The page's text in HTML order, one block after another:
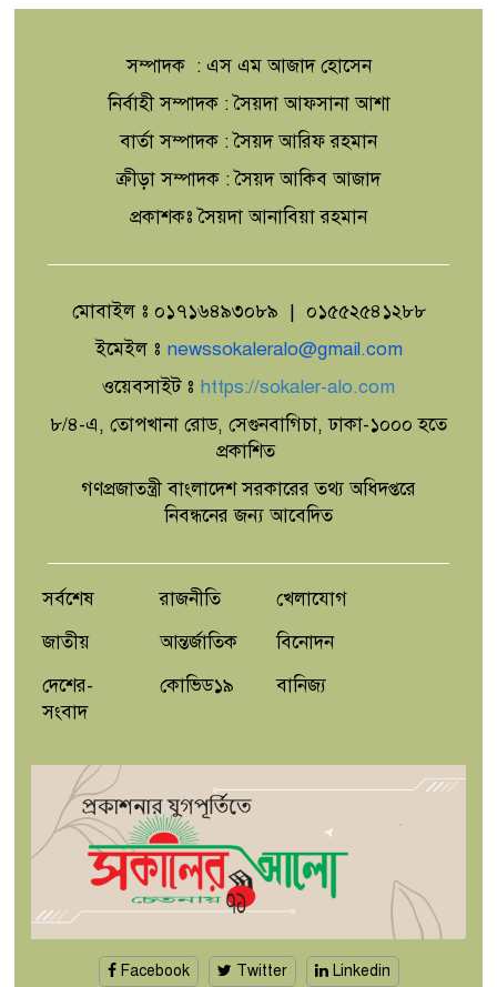
অবৈধ দখলে যানজট ও মারাত্মক দুর্ঘটনার
গিলাতলায় জবেদা কাদের ফাউন্ডেশনের
সাতক্ষীরায় অন্তঃকক্ষ ক্রীড়া প্রতিযোগিতার
উদ্বোধন
চাঁপাইনবাবগঞ্জে ছাদ থেকে পড়ে নির্মাণ
শ্রমিকের মৃত্যু
আখেরি চাহার শোম্বা তাৎপর্য ও শিক্ষা
বার্ষিক ওরশ: নিরাপত্তা ব্যবস্থা পরিদর্শন
সম্পাদক : এস এম আজাদ হোসেন
নির্বাহী সম্পাদক : সৈয়দা আফসানা আশা
বার্তা সম্পাদক : সৈয়দ আরিফ রহমান
ক্রীড়া সম্পাদক : সৈয়দ আকিব আজাদ
প্রকাশকঃ সৈয়দা আনাবিয়া রহমান
মোবাইল ঃ ০১৭১৬৪৯৩০৮৯ | ০১৫৫২৫৪১২৮৮
ইমেইল ঃ newssokaleralo@gmail.com
ওয়েবসাইট ঃ https://sokaler-alo.com
৮/৪-এ, তোপখানা রোড, সেগুনবাগিচা, ঢাকা-১০০০ হতে
প্রকাশিত
গণপ্রজাতন্ত্রী বাংলাদেশ সরকারের তথ্য অধিদপ্তরে
নিবন্ধনের জন্য আবেদিত
সর্বশেষ
জাতীয়
দেশের-
সংবাদ
রাজনীতি
আন্তর্জাতিক
কোভিড১৯
খেলাযোগ
বিনোদন
বানিজ্য
Facebook Twitter Linkedin